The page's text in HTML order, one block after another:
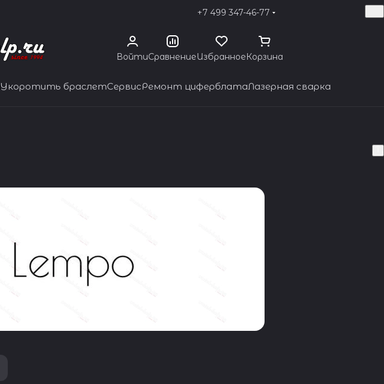
+7 499 347-46-77
ВойтиСравнениеИзбранноеКорзина
Укоротить браслетСервисРемонт циферблатаЛазерная сварка